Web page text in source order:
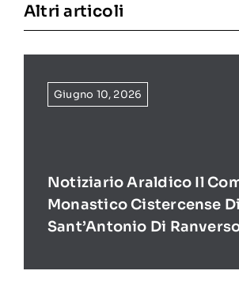
Altri articoli
Giugno 10, 2026
Notiziario Araldico Il
Monastico Cistercense Di
Sant’Antonio Di